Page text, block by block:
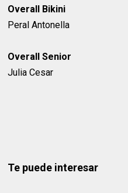
Overall Bikini
Peral Antonella
Overall Senior
Julia Cesar
Te puede interesar